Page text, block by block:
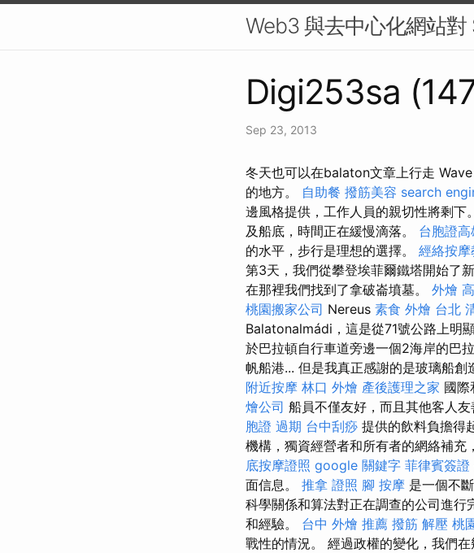
Web3 與去中心化網站對
Digi253sa
Sep 23, 2013
冬天也可以在balaton文章上行走 Wave
的地方。 自助餐 撥筋美容 search
邊風格提供，工作人員的親切性將剩下
及船底，時間正在緩慢滴落。 台胞證高
的水平，步行是理想的選擇。 經絡按摩
第3天，我們從攀登埃菲爾鐵塔開始了
在那裡我們找到了拿破崙墳墓。 外燴
桃園搬家公司 Nereus 素食 外燴 台北
Balatonalmádi，這是從71號公路上明
於巴拉頓自行車道旁邊一個2海岸的巴
帆船港... 但是我真正感謝的是玻璃船創
附近按摩 林口 外燴 產後護理之家 國際
燴公司 船員不僅友好，而且其他客人
胞證 過期 台中刮痧 提供的飲料負擔得
機構，獨資經營者和所有者的網絡補充
底按摩證照 google 關鍵字 菲律賓簽證
面信息。 推拿 證照 腳 按摩 是一個不
科學關係和算法對正在調查的公司進行
和經驗。 台中 外燴 推薦 撥筋 解壓 桃
戰性的情況。 經過政權的變化，我們